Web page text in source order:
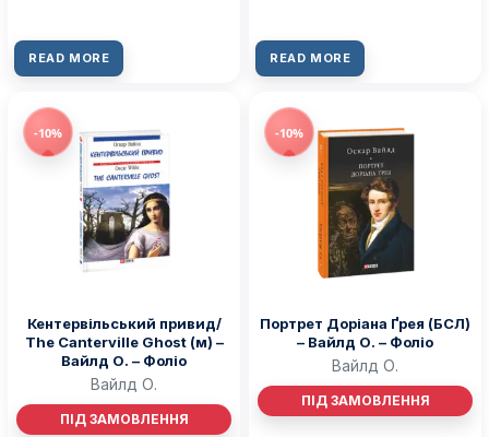
READ MORE READ MORE
-10%
Кентервільський привид/
The Canterville Ghost (м) –
Вайлд О. – Фоліо
Вайлд О.
ПІД ЗАМОВЛЕННЯ
-10%
Портрет Доріана Ґрея (БСЛ)
– Вайлд О. – Фоліо
Вайлд О.
ПІД ЗАМОВЛЕННЯ